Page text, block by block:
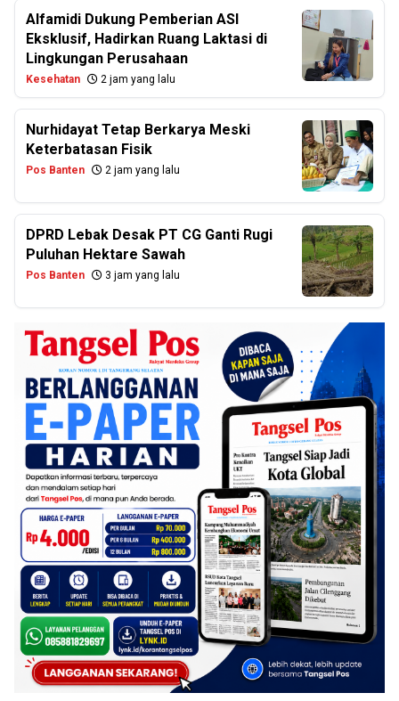
Alfamidi Dukung Pemberian ASI
Eksklusif, Hadirkan Ruang Laktasi di
Lingkungan Perusahaan
Kesehatan 2 jam yang lalu
Nurhidayat Tetap Berkarya Meski
Keterbatasan Fisik
Pos Banten 2 jam yang lalu
DPRD Lebak Desak PT CG Ganti Rugi
Puluhan Hektare Sawah
Pos Banten 3 jam yang lalu